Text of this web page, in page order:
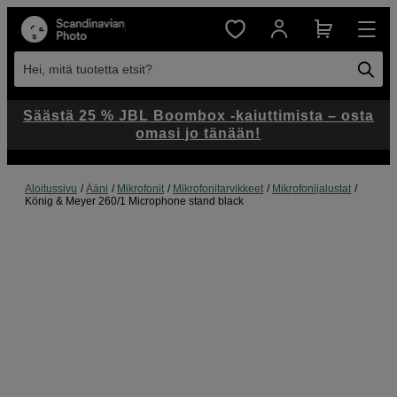
Hei, mitä tuotetta etsit?
Aloitussivu Ääni Mikrofonit Mikrofonitarvikkeet
Mikrofonijalustat
König & Meyer 260/1 Microphone stand black
Säästä 25 % JBL Boombox -kaiuttimista – osta
omasi jo tänään!